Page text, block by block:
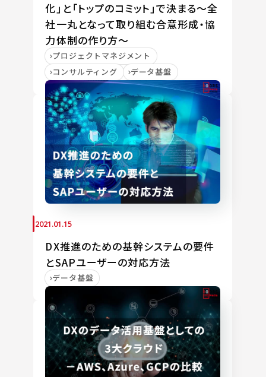
化」と「トップのコミット」で決まる～全
社一丸となって取り組む合意形成・協
力体制の作り方～
プロジェクトマネジメント
コンサルティング
データ基盤
2021.01.15
DX推進のための基幹システムの要件
とSAPユーザーの対応方法
データ基盤